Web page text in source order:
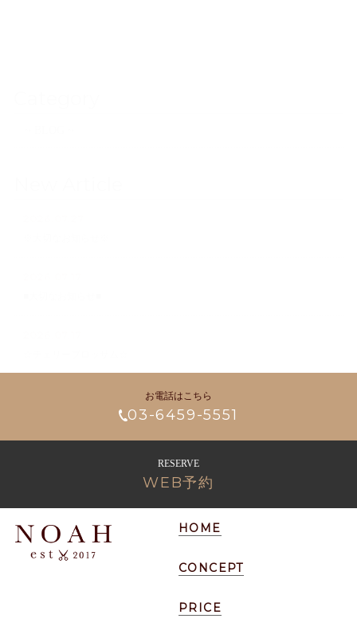
お電話はこちら
03-6459-5551
RESERVE
WEB予約
HOME
CONCEPT
PRICE